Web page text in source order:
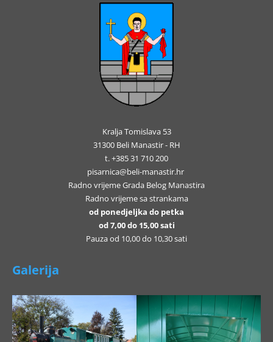
Kralja Tomislava 53
31300 Beli Manastir - RH
t. +385 31 710 200
pisarnica@beli-manastir.hr
Radno vrijeme Grada Belog Manastira
Radno vrijeme sa strankama
od ponedjeljka do petka
od 7,00 do 15,00 sati
Pauza od 10,00 do 10,30 sati
Galerija